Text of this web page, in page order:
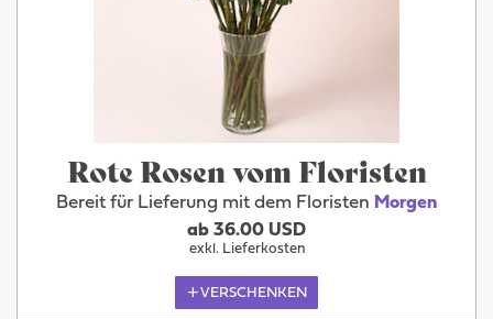
Rote Rosen vom Floristen
Bereit für Lieferung mit dem Floristen Morgen
ab 36.00 USD
exkl. Lieferkosten
VERSCHENKEN